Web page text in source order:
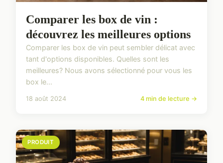
Comparer les box de vin :
découvrez les meilleures options
Comparer les box de vin peut sembler délicat avec
tant d'options disponibles. Quelles sont les
meilleures? Nous avons sélectionné pour vous les
box le...
18 août 2024 4 min de lecture →
PRODUIT